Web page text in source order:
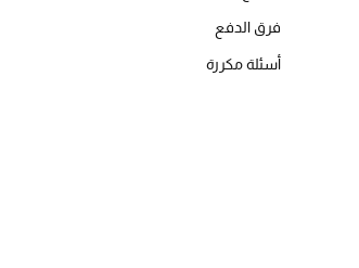
فرق الدفع
أسئلة مكررة